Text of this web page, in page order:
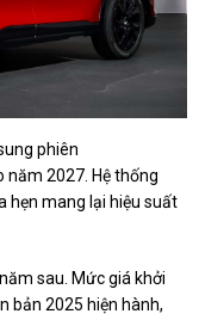
phiên
năm 2027. Hệ thống
hẹn mang lại hiệu suất
sau. Mức giá khởi
bản 2025 hiện hành,